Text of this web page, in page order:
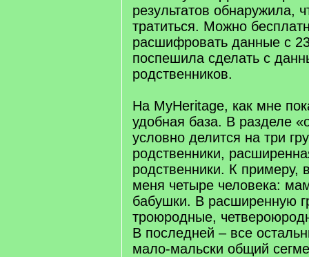
результатов обнаружила,
тратиться. Можно
расшифровать данные с
поспешила сделать с
родственников.
На MyHeritage, как мне
удобная база. В разделе
условно делится на три
родственники,
родственники. К примеру,
меня четыре человека:
бабушки. В расширенную
троюродные,
В последней – все
мало-мальски общий